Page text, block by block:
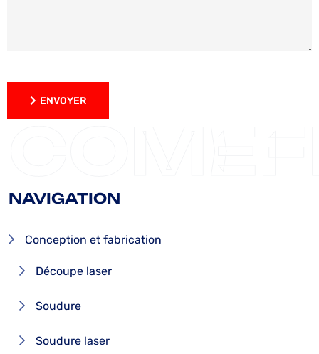
ENVOYER
NAVIGATION
Conception et fabrication
Découpe laser
Soudure
Soudure laser